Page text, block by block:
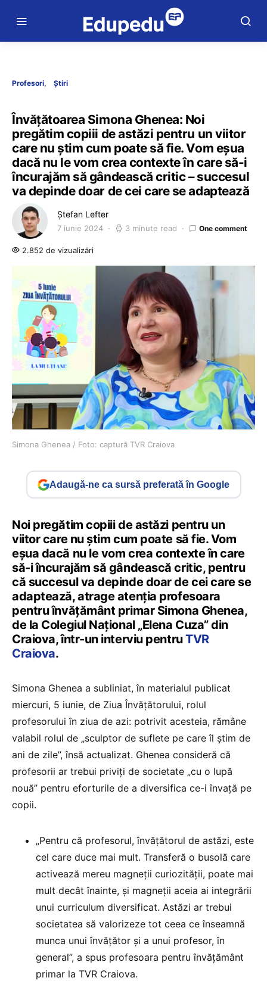
Profesori Știri
Învățătoarea Simona Ghenea: Noi
pregătim copiii de astăzi pentru un viitor
care nu știm cum poate să fie. Vom eșua
dacă nu le vom crea contexte în care să-i
încurajăm să gândească critic – succesul
va depinde doar de cei care se adaptează
Ștefan Lefter
7 iunie 2024 3 minute read One comment
2.852 de vizualizări
Simona Ghenea / Foto: captură TVR Craiova
Adaugă-ne ca sursă preferată în Google
Noi pregătim copiii de astăzi pentru un
viitor care nu știm cum poate să fie. Vom
eșua dacă nu le vom crea contexte în care
să-i încurajăm să gândească critic, pentru
că succesul va depinde doar de cei care se
adaptează, atrage atenția profesoara
pentru învățământ primar Simona Ghenea,
de la Colegiul Național „Elena Cuza” din
Craiova, într-un interviu pentruTVR
Craiova.
Simona Ghenea a subliniat, în materialul publicat
miercuri, 5 iunie, de Ziua Învățătorului, rolul
profesorului în ziua de azi: potrivit acesteia, rămâne
valabil rolul de „sculptor de suflete pe care îl știm de
ani de zile”, însă actualizat. Ghenea consideră că
profesorii ar trebui priviți de societate „cu o lupă
nouă” pentru eforturile de a diversifica ce-i învață pe
copii.
„Pentru că profesorul, învățătorul de astăzi, este
cel care duce mai mult. Transferă o busolă care
activează mereu magneții curiozității, poate mai
mult decât înainte, și magneții aceia ai integrării
unui curriculum diversificat. Astăzi ar trebui
societatea să valorizeze tot ceea ce înseamnă
munca unui învățător și a unui profesor, în
general”, a spus profesoara pentru învățământ
primar la TVR Craiova.